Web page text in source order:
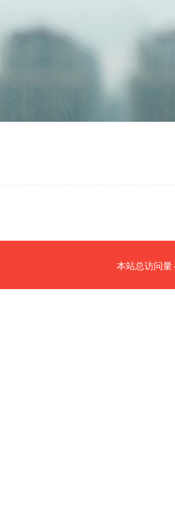
本站总访问量